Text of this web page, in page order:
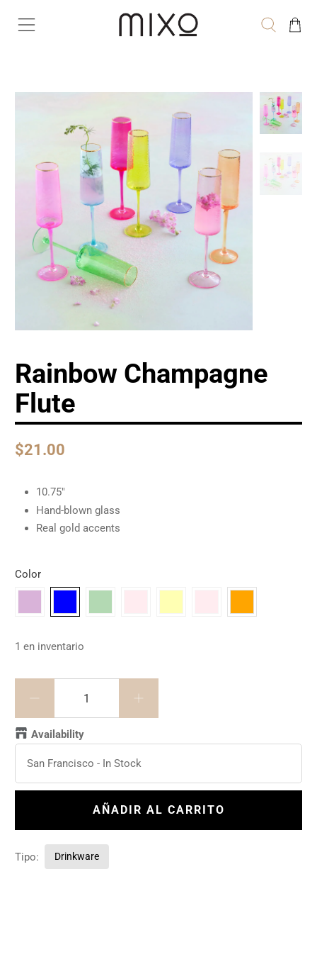
Rainbow Champagne
Flute
$21.00
10.75"
Hand-blown glass
Real gold accents
Color
1 en inventario
Availability
San Francisco - In Stock
AÑADIR AL CARRITO
Tipo: Drinkware